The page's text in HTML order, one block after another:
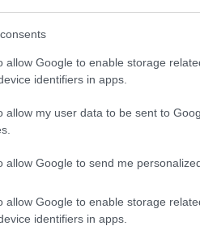
allow Google to enable storage
identifiers in apps.
allow my user data to be sent to
allow Google to send me
allow Google to enable storage
identifiers in apps.
υιοθετεί μονομερή και
δημοκρατία και την
ειρήνη και ασφάλεια
»,
της προεδρίας της
και απειλές, θα
η εκπρόσωπος.
με
παρουσιάζονται από το
της, του
Λάι Τσινγκ-τε
της ανεξαρτησίας.